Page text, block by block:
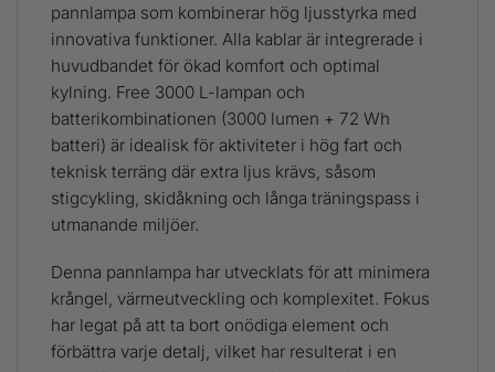
pannlampa som kombinerar hög ljusstyrka med
innovativa funktioner. Alla kablar är integrerade i
huvudbandet för ökad komfort och optimal
kylning. Free 3000 L-lampan och
batterikombinationen (3000 lumen + 72 Wh
batteri) är idealisk för aktiviteter i hög fart och
teknisk terräng där extra ljus krävs, såsom
stigcykling, skidåkning och långa träningspass i
utmanande miljöer.
Denna pannlampa har utvecklats för att minimera
krångel, värmeutveckling och komplexitet. Fokus
har legat på att ta bort onödiga element och
förbättra varje detalj, vilket har resulterat i en